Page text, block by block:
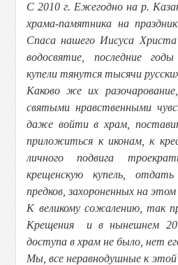
С 2010 г. Ежегодно на р.
храма-памятника на
Спаса нашего Иисуса Христа
водосвятие, последние
купели тянутся тысячи
Каково же их
святыми нравственными
даже войти в храм,
приложиться к иконам, к
личного подвига
крещенскую купель,
предков, захороненных на
К великому сожалению, так
Крещения и в нынешнем
доступа в храм не было, нет
Мы, все неравнодушные к